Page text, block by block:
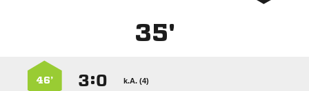
35'
k.A. (4)
:
46’